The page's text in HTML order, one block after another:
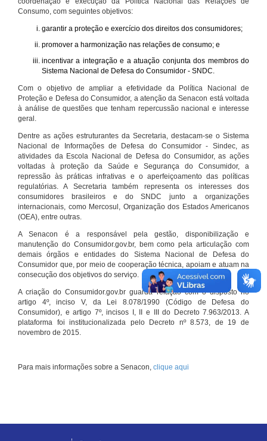
Consumo, com seguintes objetivos:
garantir a proteção e exercício dos direitos dos consumidores;
promover a harmonização nas relações de consumo; e
incentivar a integração e a atuação conjunta dos membros do
Sistema Nacional de Defesa do Consumidor - SNDC.
Com o objetivo de ampliar a efetividade da Política Nacional de
Proteção e Defesa do Consumidor, a atenção da Senacon está voltada
à análise de questões que tenham repercussão nacional e interesse
geral.
Dentre as ações estruturantes da Secretaria, destacam-se o Sistema
Nacional de Informações de Defesa do Consumidor - Sindec, as
atividades da Escola Nacional de Defesa do Consumidor, as ações
voltadas à proteção da Saúde e Segurança do Consumidor, a
repressão às práticas infrativas e o aperfeiçoamento das políticas
regulatórias. A Secretaria também representa os interesses dos
consumidores brasileiros e do SNDC junto a organizações
internacionais, como Mercosul, Organização dos Estados Americanos
(OEA), entre outras.
A Senacon é a responsável pela gestão, disponibilização e
manutenção do Consumidor.gov.br, bem como pela articulação com
demais órgãos e entidades do Sistema Nacional de Defesa do
Consumidor que, por meio de cooperação técnica, apoiam e atuam na
consecução dos objetivos do serviço.
A criação do Consumidor.gov.br guarda relação com o disposto no
artigo 4º, inciso V, da Lei 8.078/1990 (Código de Defesa do
Consumidor), e artigo 7º, incisos I, II e III do Decreto 7.963/2013. A
plataforma foi institucionalizada pelo Decreto nº 8.573, de 19 de
novembro de 2015.
Para mais informações sobre a Senacon, clique aqui